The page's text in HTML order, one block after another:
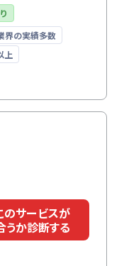
報や商談をはじめ
るようにすること
機会を最大化し、
の業務や商談準備
の生産性を高め、
界の実績多数
上
のサービスが
うか診断する